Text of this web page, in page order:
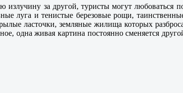
излучину за другой, туристы могут
луга и тенистые березовые рощи,
ласточки, земляные жилища которых
одна живая картина постоянно сменяется